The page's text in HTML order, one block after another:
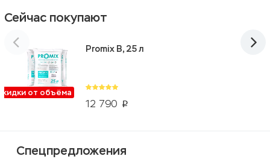
Сейчас покупают
от объёма
12 790 p
Promix B, 25 л
Спецпредложения